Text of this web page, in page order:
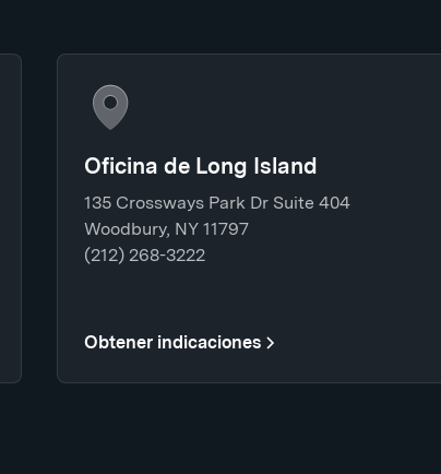
Oficina de Long Island
135 Crossways Park Dr Suite 404
Woodbury, NY 11797
(212) 268-3222
Obtener indicaciones